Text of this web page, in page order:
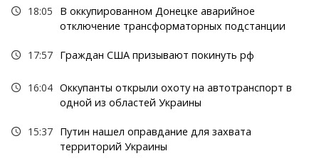
18:05
В оккупированном Донецке аварийное
отключение трансформаторных подстанции
17:57 Граждан США призывают покинуть рф
16:04 Оккупанты открыли охоту на автотранспорт в
одной из областей Украины
15:37 Путин нашел оправдание для захвата
территорий Украины